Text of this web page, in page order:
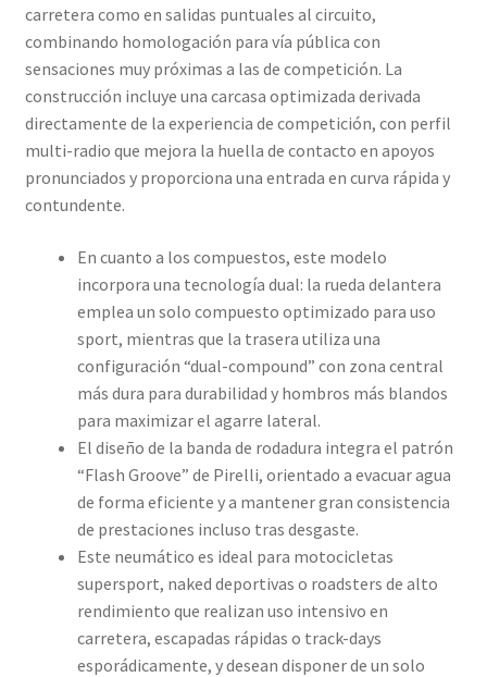
carretera como en salidas puntuales al circuito,
combinando homologación para vía pública con
sensaciones muy próximas a las de competición. La
construcción incluye una carcasa optimizada derivada
directamente de la experiencia de competición, con perfil
multi-radio que mejora la huella de contacto en apoyos
pronunciados y proporciona una entrada en curva rápida y
contundente.
En cuanto a los compuestos, este modelo
incorpora una tecnología dual: la rueda delantera
emplea un solo compuesto optimizado para uso
sport, mientras que la trasera utiliza una
configuración “dual-compound” con zona central
más dura para durabilidad y hombros más blandos
para maximizar el agarre lateral.
El diseño de la banda de rodadura integra el patrón
“Flash Groove” de Pirelli, orientado a evacuar agua
de forma eficiente y a mantener gran consistencia
de prestaciones incluso tras desgaste.
Este neumático es ideal para motocicletas
supersport, naked deportivas o roadsters de alto
rendimiento que realizan uso intensivo en
carretera, escapadas rápidas o track-days
esporádicamente, y desean disponer de un solo